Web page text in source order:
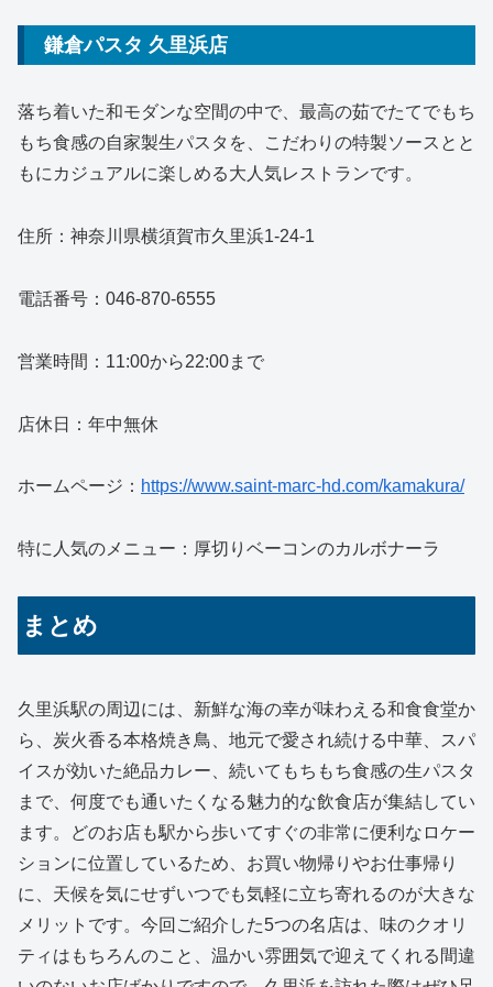
鎌倉パスタ 久里浜店
落ち着いた和モダンな空間の中で、最高の茹でたてでもち
もち食感の自家製生パスタを、こだわりの特製ソースとと
もにカジュアルに楽しめる大人気レストランです。
住所：神奈川県横須賀市久里浜1-24-1
電話番号：046-870-6555
営業時間：11:00から22:00まで
店休日：年中無休
ホームページ： https://www.saint-marc-hd.com/kamakura/
特に人気のメニュー：厚切りベーコンのカルボナーラ
まとめ
久里浜駅の周辺には、新鮮な海の幸が味わえる和食食堂か
ら、炭火香る本格焼き鳥、地元で愛され続ける中華、スパ
イスが効いた絶品カレー、続いてもちもち食感の生パスタ
まで、何度でも通いたくなる魅力的な飲食店が集結してい
ます。どのお店も駅から歩いてすぐの非常に便利なロケー
ションに位置しているため、お買い物帰りやお仕事帰り
に、天候を気にせずいつでも気軽に立ち寄れるのが大きな
メリットです。今回ご紹介した5つの名店は、味のクオリ
ティはもちろんのこと、温かい雰囲気で迎えてくれる間違